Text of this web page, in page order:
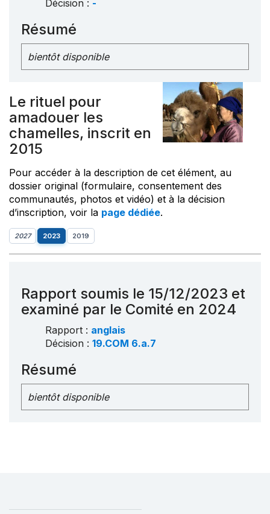
Décision : -
Résumé
bientôt disponible
Le rituel pour
amadouer les
chamelles, inscrit en
2015
Pour accéder à la description de cet élément, au
dossier original (formulaire, consentement des
communautés, photos et vidéo) et à la décision
d’inscription, voir la page dédiée.
2027 2023 2019
Rapport soumis le 15/12/2023 et
examiné par le Comité en 2024
Rapport : anglais
Décision : 19.COM 6.a.7
Résumé
bientôt disponible